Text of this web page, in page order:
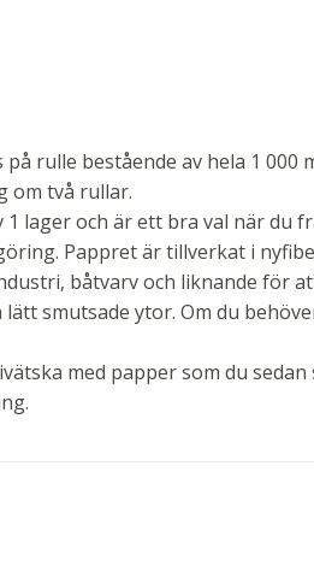
rulle bestående av hela 1 000
om två rullar.
lager och är ett bra val när du
Pappret är tillverkat i
båtvarv och liknande för
smutsade ytor. Om du
med papper som du